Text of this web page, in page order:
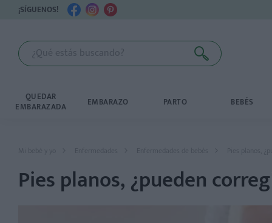
¡SÍGUENOS!
QUEDAR
EMBARAZADA EMBARAZO PARTO BEBÉS
Mi bebé y yo Enfermedades Enfermedades de bebés Pies planos,
Pies planos, ¿pueden